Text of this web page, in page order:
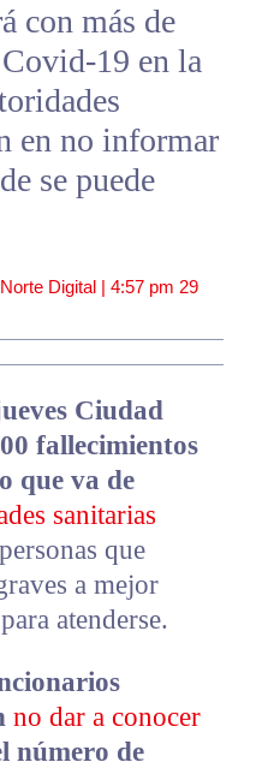
con más de
19 en la
en no informar
se puede
Digital | 4:57 pm 29
Ciudad
fallecimientos
que va de
sanitarias
que
a mejor
atenderse.
no dar a conocer
número de